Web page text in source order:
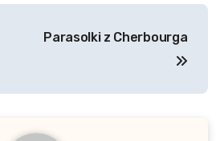
Parasolki z Cherbourga